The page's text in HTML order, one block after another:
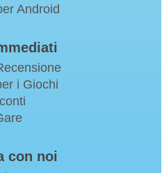
Android
i Giochi
con noi